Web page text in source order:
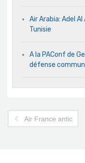
Air Arabia: Adel
Tunisie
A la PAConf de
défense
Air France anticipe